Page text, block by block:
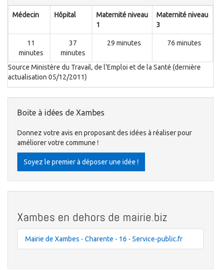
Médecin Hôpital
Maternité niveau
1
Maternité niveau
3
11
minutes
37
minutes
29 minutes 76 minutes
Source Ministère du Travail, de l'Emploi et de la Santé (dernière
actualisation 05/12/2011)
Boite à idées de Xambes
Donnez votre avis en proposant des idées à réaliser pour
améliorer votre commune !
Soyez le premier à déposer une idée !
Xambes en dehors de mairie.biz
Mairie de Xambes - Charente - 16 - Service-public.fr